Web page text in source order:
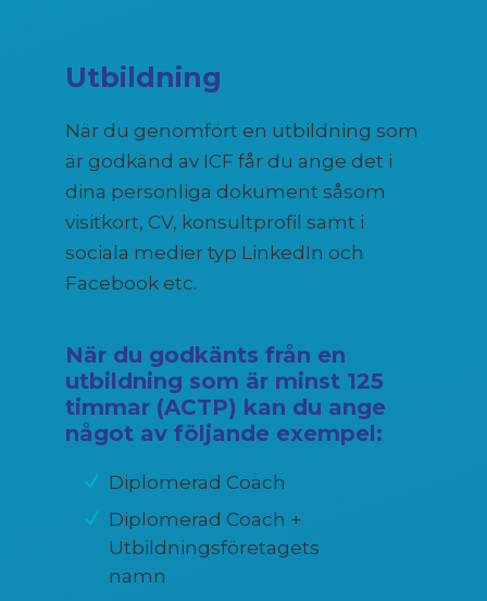
Utbildning
När du genomfört en utbildning som
är godkänd av ICF får du ange det i
dina personliga dokument såsom
visitkort, CV, konsultprofil samt i
sociala medier typ LinkedIn och
Facebook etc.
När du godkänts från en
utbildning som är minst 125
timmar (ACTP) kan du ange
något av följande exempel:
Diplomerad Coach
Diplomerad Coach +
Utbildningsföretagets
namn